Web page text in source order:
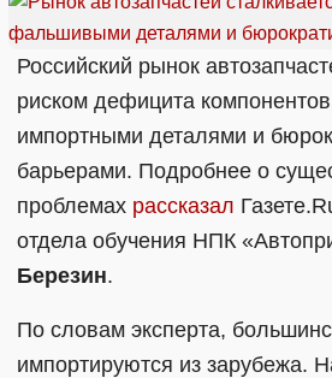
Российский рынок
риском дефицита
импортными деталями и
барьерами. Подробнее о
проблемах рассказал
отдела обучения НПК
Березин.
По словам эксперта,
импортируются из зарубежа.